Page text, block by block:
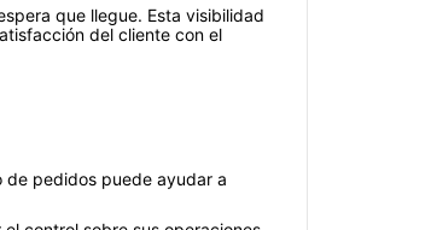
que llegue. Esta visibilidad
del cliente con el
de pedidos puede ayudar a